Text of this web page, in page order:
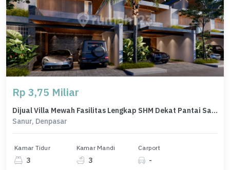
Rp 3,75 Miliar
Dijual Villa Mewah Fasilitas Lengkap SHM Dekat Pantai Sanur Bali
Sanur, Denpasar
Kamar Tidur
3
Kamar Mandi
3
Carport
-